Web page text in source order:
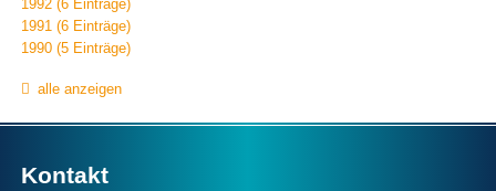
1992 (6 Einträge)
1991 (6 Einträge)
1990 (5 Einträge)
alle anzeigen
Kontakt